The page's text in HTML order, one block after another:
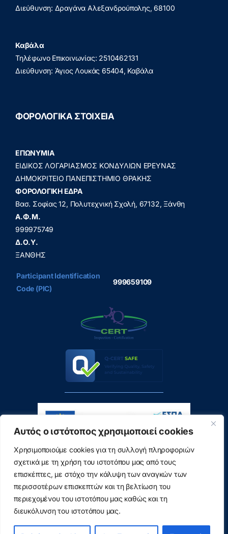
Αυτός ο ιστότοπος χρησιμοποιεί cookies
Χρησιμοποιούμε cookies για τη συλλογή πληροφοριών
σχετικά με τη χρήση του ιστοτόπου μας από τους
επισκέπτες, με στόχο την κάλυψη των αναγκών των
περισσοτέρων επισκεπτών και τη βελτίωση του
περιεχομένου του ιστοτόπου μας καθώς και τη
διευκόλυνση του ιστοτόπου μας.
Διεύθυνση: Δραγάνα Αλεξανδρούπολης, 68100
Καβάλα
Τηλέφωνο Επικοινωνίας: 2510462131
Διεύθυνση: Άγιος Λουκάς 65404, Καβάλα
ΦΟΡΟΛΟΓΙΚΑ ΣΤΟΙΧΕΙΑ
ΕΠΩΝΥΜΙΑ
ΕΙΔΙΚΟΣ ΛΟΓΑΡΙΑΣΜΟΣ ΚΟΝΔΥΛΙΩΝ ΕΡΕΥΝΑΣ
ΔΗΜΟΚΡΙΤΕΙΟ ΠΑΝΕΠΙΣΤΗΜΙΟ ΘΡΑΚΗΣ
ΦΟΡΟΛΟΓΙΚΗ ΕΔΡΑ
Βασ. Σοφίας 12, Πολυτεχνική Σχολή, 67132, Ξάνθη
A.Φ.Μ.
999975749
Δ.Ο.Υ.
ΞΑΝΘΗΣ
Participant Identification
Code (PIC)
999659109
©2026ΕΛΚΕ Δ.Π.Θ.• All Rights Reserved • ΥποστήριξηΔιεύθυνση